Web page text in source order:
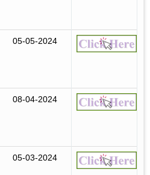
05-05-2024
08-04-2024
05-03-2024